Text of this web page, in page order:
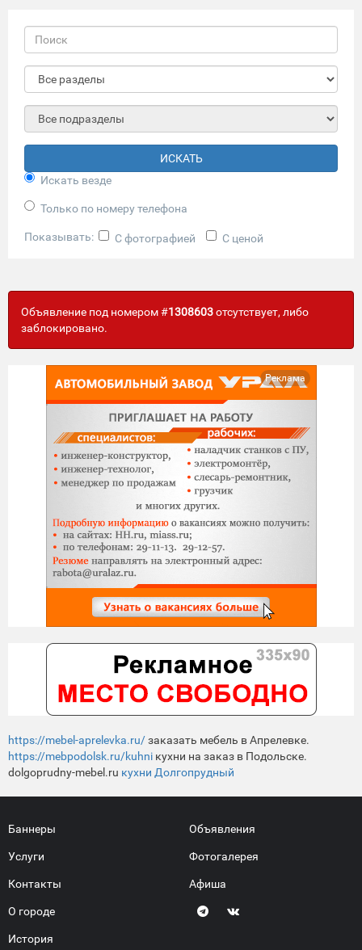
ИСКАТЬ
Искать везде
Только по номеру телефона
Показывать: С фотографией С ценой
Объявление под номером #1308603отсутствует, либо
заблокировано.
Реклама
https://mebel-aprelevka.ru/заказать мебель в Апрелевке.
https://mebpodolsk.ru/kuhni кухни на заказ в Подольске.
dolgoprudny-mebel.ru кухни Долгопрудный
Баннеры
Услуги
Контакты
О городе
История
Объявления
Фотогалерея
Афиша